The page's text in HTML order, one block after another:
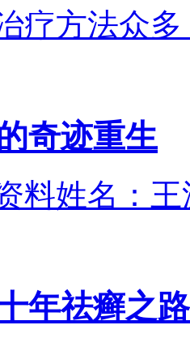
疗方法众多
奇迹重生
料姓名：
年祛癣之路